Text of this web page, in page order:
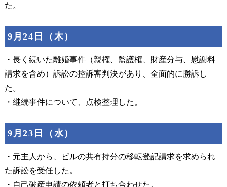
た。
9月24日（木）
・長く続いた離婚事件（親権、監護権、財産分与、慰謝料
請求を含め）訴訟の控訴審判決があり、全面的に勝訴し
た。
・継続事件について、点検整理した。
9月23日（水）
・元主人から、ビルの共有持分の移転登記請求を求められ
た訴訟を受任した。
・自己破産申請の依頼者と打ち合わせた。